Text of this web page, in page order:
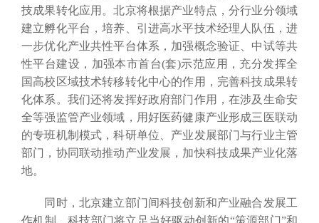
技成果转化应用。北京将根据产业特点，分行业分领域
建立孵化平台，培养、引进高水平技术经理人队伍，进
一步优化产业共性平台体系，加强概念验证、中试等共
性平台建设，加强本市首台(套)示范应用，充分发挥全
国高校区域技术转移转化中心的作用，完善科技成果转
化体系。我们还将发挥好政府部门作用，在涉及生命安
全等强监管产业领域，用好医药健康产业形成三医联动
的专班机制模式，科研单位、产业发展部门与行业主管
部门，协同联动推动产业发展，加快科技成果产业化落
地。
同时，北京建立部门间科技创新和产业融合发展工
作机制，科技部门将立足当好驱动创新的“策源部门”和